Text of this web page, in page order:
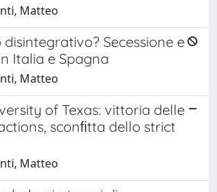
Matteo
Secessione e
Italia e Spagna
Matteo
of Texas: vittoria delle
sconﬁtta dello strict
Matteo